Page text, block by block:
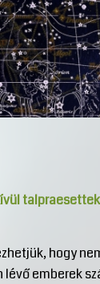
hogy
emberek